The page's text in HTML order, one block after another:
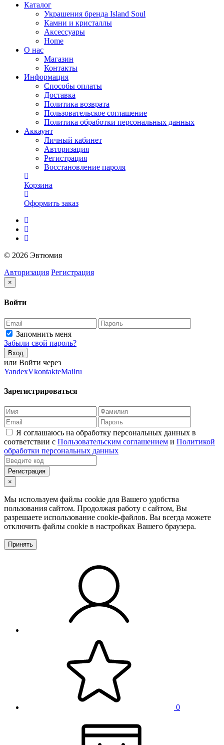
Каталог
Украшения бренда Island Soul
Камни и кристаллы
Аксессуары
Home
О нас
Магазин
Контакты
Информация
Способы оплаты
Доставка
Политика возврата
Пользовательское соглашение
Политика обработки персональных данных
Аккаунт
Личный кабинет
Авторизация
Регистрация
Восстановление пароля
Корзина
Оформить заказ
© 2026 Эвтюмия
Авторизация Регистрация
×
Войти
Запомнить меня
Забыли свой пароль?
Вход
или Войти через
YandexVkontakteMailru
Зарегистрироваться
Я соглашаюсь на обработку персональных данных в
соответствии с Пользовательским соглашением и Политикой
обработки персональных данных
Регистрация
×
Мы используем файлы cookie для Вашего удобства
пользования сайтом. Продолжая работу с сайтом, Вы
разрешаете использование cookie-файлов. Вы всегда можете
отключить файлы cookie в настройках Вашего браузера.
Принять
0